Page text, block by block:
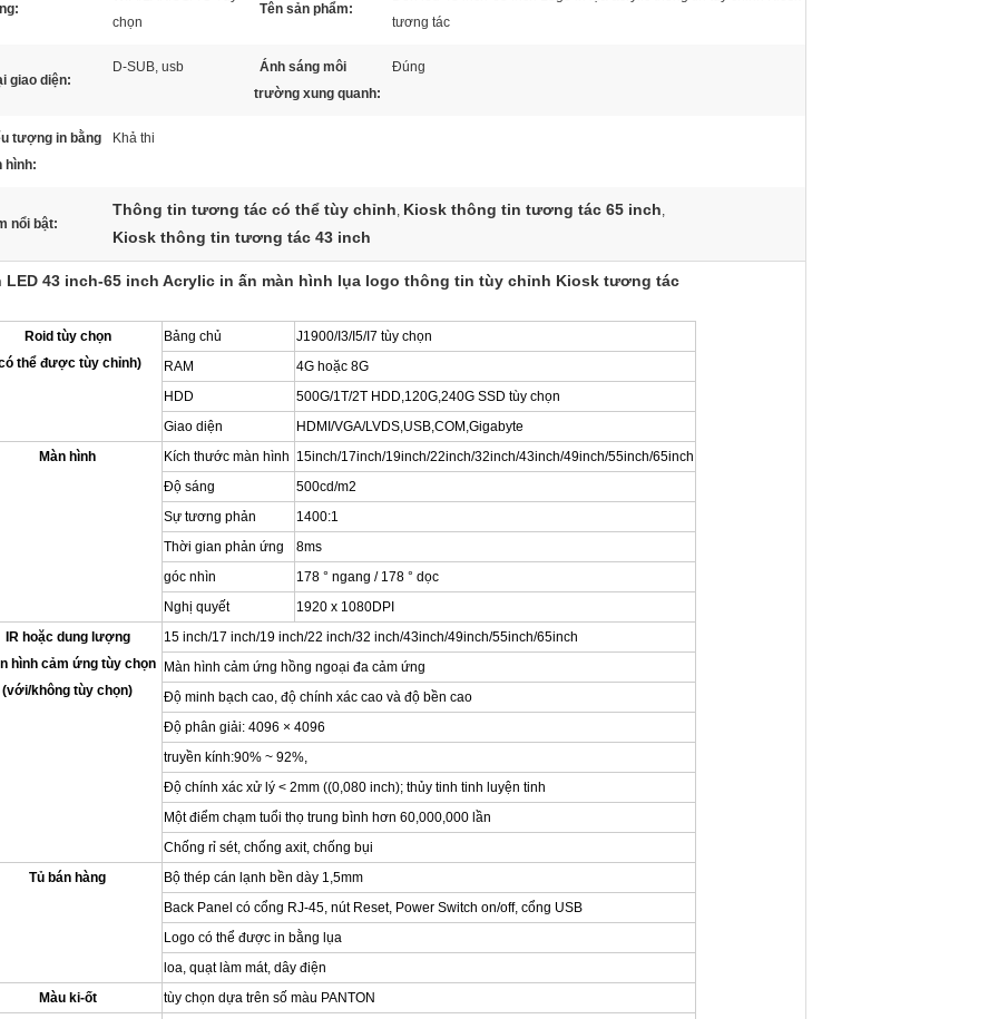
chọn
Tên sản phẩm:
tương tác
giao diện:
D-SUB, usb
Ánh sáng môi
trường xung quanh:
Đúng
tượng in bằng
hình:
Khả thi
nổi bật:
Thông tin tương tác có thể tùy chỉnh, Kiosk thông tin tương tác 65 inch,
Kiosk thông tin tương tác 43 inch
LED 43 inch-65 inch Acrylic in ấn màn hình lụa logo thông tin tùy chỉnh Kiosk tương tác
Roid tùy chọn
thể được tùy chỉnh)
Bảng chủ
J1900/I3/I5/I7 tùy chọn
RAM
4G hoặc 8G
HDD
500G/1T/2T HDD,120G,240G SSD tùy chọn
Giao diện
HDMI/VGA/LVDS,USB,COM,Gigabyte
Màn hình
Kích thước màn hình 15inch/17inch/19inch/22inch/32inch/43inch/49inch/55inch/65inch
Độ sáng
500cd/m2
Sự tương phản
1400:1
Thời gian phản ứng
8ms
góc nhìn
178 ° ngang / 178 ° dọc
Nghị quyết
1920 x 1080DPI
IR hoặc dung lượng
hình cảm ứng tùy chọn
(với/không tùy chọn)
15 inch/17 inch/19 inch/22 inch/32 inch/43inch/49inch/55inch/65inch
Màn hình cảm ứng hồng ngoại đa cảm ứng
Độ minh bạch cao, độ chính xác cao và độ bền cao
Độ phân giải: 4096 × 4096
truyền kính:90% ~ 92%,
Độ chính xác xử lý < 2mm ((0,080 inch); thủy tinh tinh luyện tinh
Một điểm chạm tuổi thọ trung bình hơn 60,000,000 lần
Chống rỉ sét, chống axit, chống bụi
Tủ bán hàng
Bộ thép cán lạnh bền dày 1,5mm
Back Panel có cổng RJ-45, nút Reset, Power Switch on/off, cổng USB
Logo có thể được in bằng lụa
loa, quạt làm mát, dây điện
Màu ki-ốt
tùy chọn dựa trên số màu PANTON